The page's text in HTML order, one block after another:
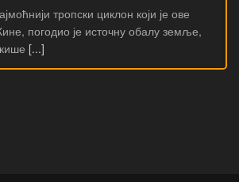
тропски циклон који је ове
погодио је источну обалу земље,
[...]